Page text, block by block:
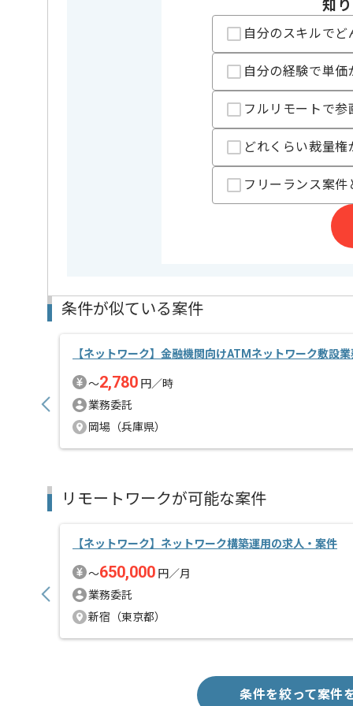
160時間
支払いサイト
15日
週5日常駐での作業を想定しております。
レバテックでの実績が多数ある企業の案件でございま
ご経験と実績に応じてスライド案件のご提案も差し上
スキルアップされたい方、長期的に参画されたい方に
知
自分のスキルで
自分の経験で単
フルリモートで
どれくらい裁量
フリーランス案
条件が似ている案件
【ネットワーク】金融機関向けATMネットワーク敷設
〜2,780 円／時
業務委託
岡場（兵庫県）
リモートワークが可能な案件
【ネットワーク】ネットワーク構築運用の求人・案件
〜650,000 円／月
業務委託
新宿（東京都）
条件を絞って案件